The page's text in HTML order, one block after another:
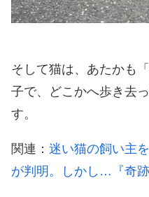
そして猫は、あたかも
子で、どこかへ歩き去
す。
関連： 迷い猫の飼い主
が判明。しかし…『奇